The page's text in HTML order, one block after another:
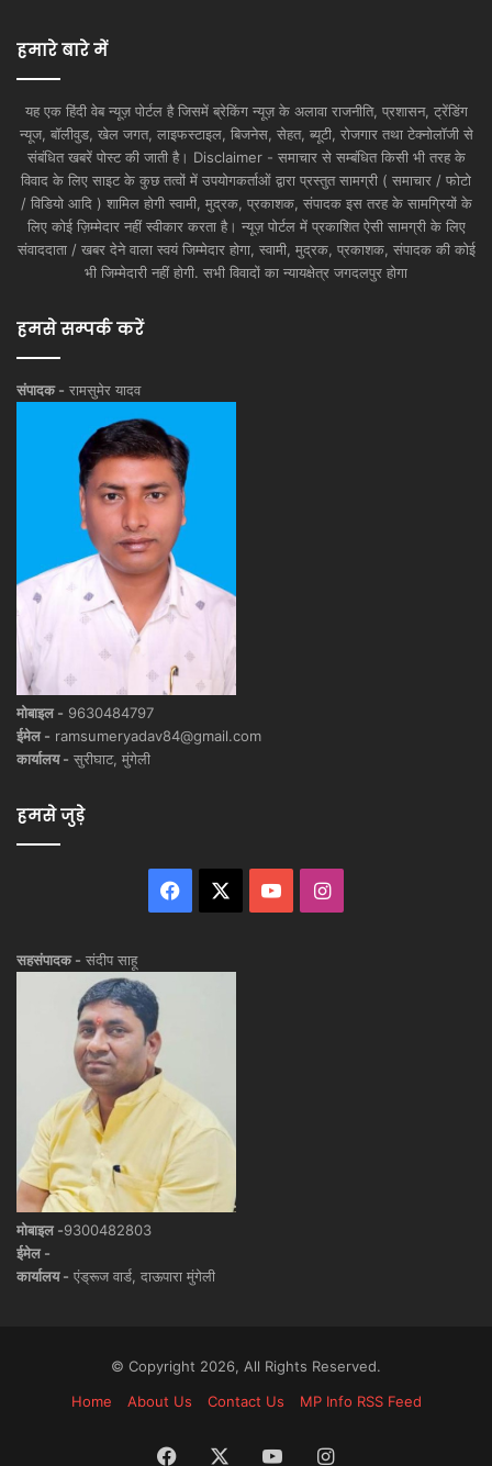
हमारे बारे में
यह एक हिंदी वेब न्यूज़ पोर्टल है जिसमें ब्रेकिंग न्यूज़ के अलावा राजनीति, प्रशासन, ट्रेंडिंग
न्यूज, बॉलीवुड, खेल जगत, लाइफस्टाइल, बिजनेस, सेहत, ब्यूटी, रोजगार तथा टेक्नोलॉजी से
संबंधित खबरें पोस्ट की जाती है। Disclaimer - समाचार से सम्बंधित किसी भी तरह के
विवाद के लिए साइट के कुछ तत्वों में उपयोगकर्ताओं द्वारा प्रस्तुत सामग्री ( समाचार / फोटो
/ विडियो आदि ) शामिल होगी स्वामी, मुद्रक, प्रकाशक, संपादक इस तरह के सामग्रियों के
लिए कोई ज़िम्मेदार नहीं स्वीकार करता है। न्यूज़ पोर्टल में प्रकाशित ऐसी सामग्री के लिए
संवाददाता / खबर देने वाला स्वयं जिम्मेदार होगा, स्वामी, मुद्रक, प्रकाशक, संपादक की कोई
भी जिम्मेदारी नहीं होगी. सभी विवादों का न्यायक्षेत्र जगदलपुर होगा
हमसे सम्पर्क करें
संपादक - रामसुमेर यादव
मोबाइल - 9630484797
ईमेल - ramsumeryadav84@gmail.com
कार्यालय - सुरीघाट, मुंगेली
हमसे जुड़े
Facebook YouTubeInstagram
सहसंपादक - संदीप साहू
मोबाइल -9300482803
ईमेल -
कार्यालय - एंड्रूज वार्ड, दाऊपारा मुंगेली
© Copyright 2026, All Rights Reserved.
Home
About Us Contact Us MP Info RSS Feed
Facebook YouTubeInstagram